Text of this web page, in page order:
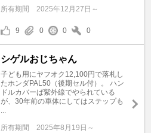
所有期間 2025年12月27日～
9 0 0 0
シゲルおじちゃん
子ども用にヤフオク12,100円で落札し
たホンダPAL50（後期セル付）。 ハン
ドルカバーば紫外線でやられている
が、30年前の車体にしてはステップも
...
所有期間 2025年8月19日～